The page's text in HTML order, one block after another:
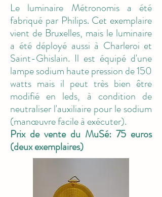
Le luminaire Métronomis a été
fabriqué par Philips. Cet exemplaire
vient de Bruxelles, mais le luminaire
a été déployé aussi à Charleroi et
Saint-Ghislain. Il est équipé d'une
lampe sodium haute pression de 150
watts mais il peut très bien être
modifié en leds, à condition de
neutraliser l'auxiliaire pour le sodium
(manœuvre facile à exécuter).
Prix de vente du MuSé: 75 euros
(deux exemplaires)